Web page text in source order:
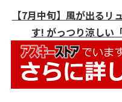
【7月中旬】風が出る
す! がっつり涼しい